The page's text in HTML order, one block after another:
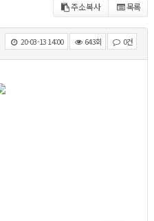
주소복사 목록
20-03-13 14:00 643회 0건